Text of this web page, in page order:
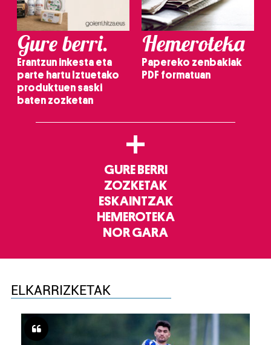
Gure berri.
Erantzun inkesta eta
parte hartu Iztuetako
produktuen saski
baten zozketan
Hemeroteka
Papereko zenbakiak
PDF formatuan
+
GURE BERRI
ZOZKETAK
ESKAINTZAK
HEMEROTEKA
NOR GARA
ELKARRIZKETAK